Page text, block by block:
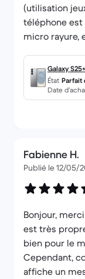
(utilisation
téléphone est
micro rayure,
Galaxy
État Parfait
Date
Fabienne H.
Publié le 12/05/
Bonjour,
est très
bien pour le
Cependant,
affiche un